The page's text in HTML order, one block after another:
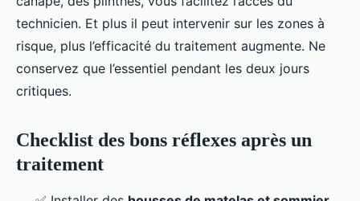
technicien. Et plus il peut intervenir sur les zones à
risque, plus l’efficacité du traitement augmente. Ne
conservez que l’essentiel pendant les deux jours
critiques.
Checklist des bons réflexes après un
traitement